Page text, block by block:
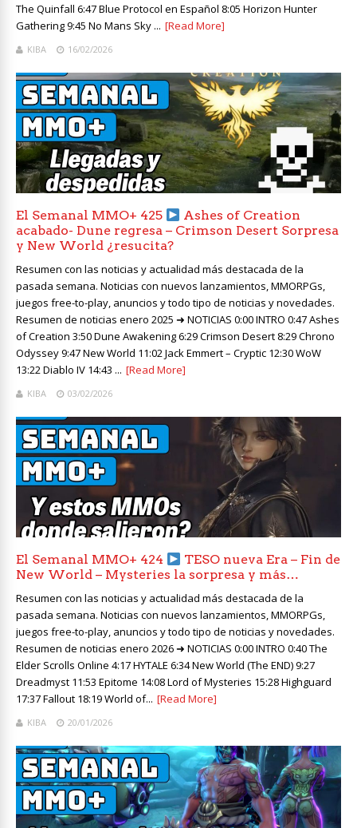
The Quinfall 6:47 Blue Protocol en Español 8:05 Horizon Hunter
Gathering 9:45 No Mans Sky ... [Read More]
KIBA 16/02/2026
El Semanal MMO+ 425
Ashes of Creation
acabado- Dune regresa – Crimson Desert Sorpresa
y New World ¿resucita?
Resumen con las noticias y actualidad más destacada de la
pasada semana. Noticias con nuevos lanzamientos, MMORPGs,
juegos free-to-play, anuncios y todo tipo de noticias y novedades.
Resumen de noticias enero 2025 ➜ NOTICIAS 0:00 INTRO 0:47 Ashes
of Creation 3:50 Dune Awakening 6:29 Crimson Desert 8:29 Chrono
Odyssey 9:47 New World 11:02 Jack Emmert – Cryptic 12:30 WoW
13:22 Diablo IV 14:43 ... [Read More]
KIBA 03/02/2026
El Semanal MMO+ 424
TESO nueva Era – Fin de
New World – Mysteries la sorpresa y más…
Resumen con las noticias y actualidad más destacada de la
pasada semana. Noticias con nuevos lanzamientos, MMORPGs,
juegos free-to-play, anuncios y todo tipo de noticias y novedades.
Resumen de noticias enero 2026 ➜ NOTICIAS 0:00 INTRO 0:40 The
Elder Scrolls Online 4:17 HYTALE 6:34 New World (The END) 9:27
Dreadmyst 11:53 Epitome 14:08 Lord of Mysteries 15:28 Highguard
17:37 Fallout 18:19 World of... [Read More]
KIBA 20/01/2026